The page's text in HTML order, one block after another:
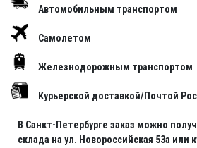
Автомобильным транспортом
Самолетом
Железнодорожным транспортом
Курьерской доставкой/Почтой
В Санкт-Петербурге заказ можно
склада на ул. Новороссийская 53а или